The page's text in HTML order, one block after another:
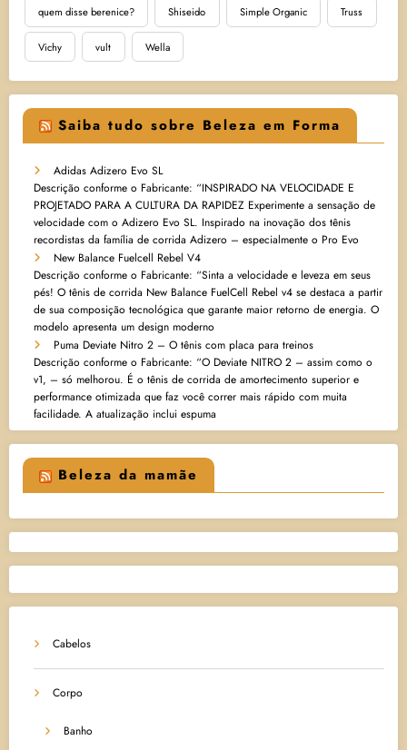
quem disse berenice? Shiseido Simple Organic Truss
Vichy vult Wella
Saiba tudo sobre Beleza em Forma
Adidas Adizero Evo SL
Descrição conforme o Fabricante: “INSPIRADO NA VELOCIDADE E
PROJETADO PARA A CULTURA DA RAPIDEZ Experimente a sensação de
velocidade com o Adizero Evo SL. Inspirado na inovação dos tênis
recordistas da família de corrida Adizero – especialmente o Pro Evo
New Balance Fuelcell Rebel V4
Descrição conforme o Fabricante: “Sinta a velocidade e leveza em seus
pés! O tênis de corrida New Balance FuelCell Rebel v4 se destaca a partir
de sua composição tecnológica que garante maior retorno de energia. O
modelo apresenta um design moderno
Puma Deviate Nitro 2 – O tênis com placa para treinos
Descrição conforme o Fabricante: “O Deviate NITRO 2 – assim como o
v1, – só melhorou. É o tênis de corrida de amortecimento superior e
performance otimizada que faz você correr mais rápido com muita
facilidade. A atualização inclui espuma
Beleza da mamãe
Cabelos
Corpo
Banho